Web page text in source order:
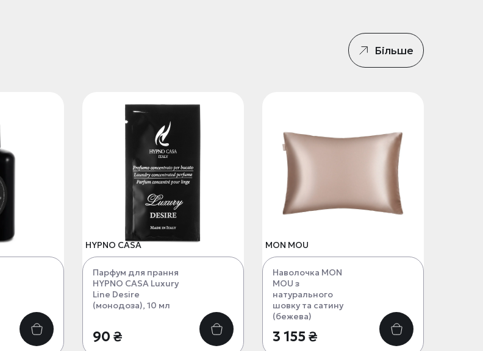
Більше
HYPNO CASA
Парфум для прання
HYPNO CASA Luxury
Line Desire
(монодоза), 10 мл
90 ₴
MON MOU
Наволочка MON
MOU з
натурального
шовку та сатину
(бежева)
3 155 ₴